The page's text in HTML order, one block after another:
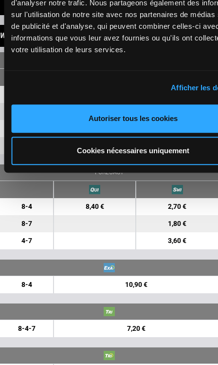
d'analyser notre trafic. Nous partageons également des
sur l'utilisation de notre site avec nos partenaires de médias
de publicité et d'analyse, qui peuvent combiner celles-ci
informations que vous leur avez fournies ou qu'ils ont
votre utilisation de leurs services.
Afficher les
Autoriser tous les cookies
Cookies nécessaires uniquement
LATEST NEWS
WINNINGS
FORECAST
8-4 8,40 € 2,70 €
8-7 1,80 €
4-7 3,60 €
8-4 10,90 €
8-4-7 7,20 €